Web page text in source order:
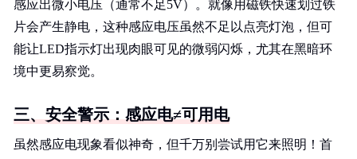
感应出微小电压（通常不足5V）。就像用磁铁快速划过铁
片会产生静电，这种感应电压虽然不足以点亮灯泡，但可
能让LED指示灯出现肉眼可见的微弱闪烁，尤其在黑暗环
境中更易察觉。
三、安全警示：感应电≠可用电
虽然感应电现象看似神奇，但千万别尝试用它来照明！首